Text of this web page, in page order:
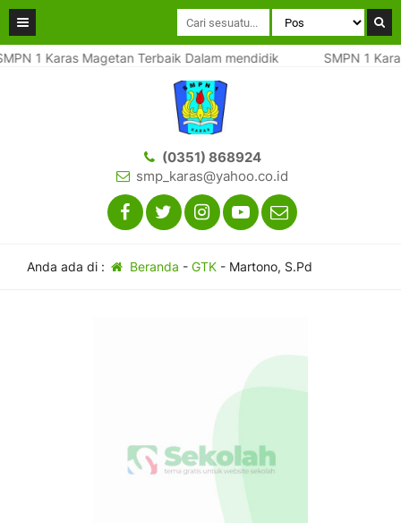
1 Karas Magetan Terbaik Dalam mendidik SMPN 1
(0351) 868924
smp_karas@yahoo.co.id
Anda ada di : Beranda - GTK- Martono, S.Pd